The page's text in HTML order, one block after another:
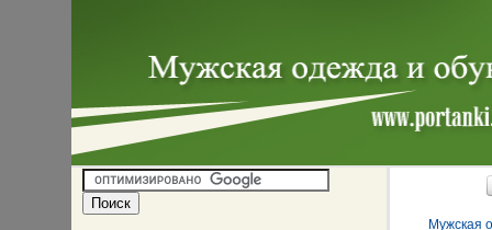
Мужская